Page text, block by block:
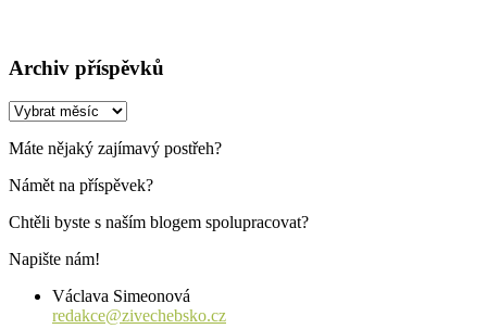
Archiv příspěvků
Archiv
Máte nějaký zajímavý postřeh?
Námět na příspěvek?
Chtěli byste s naším blogem spolupracovat?
Napište nám!
Václava Simeonová
redakce@zivechebsko.cz